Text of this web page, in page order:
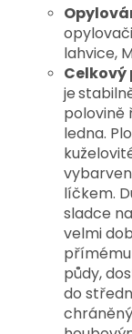
lahvice,
Celkový
je
polovině
ledna.
líčkem.
sladce
velmi
přímému
půdy,
do